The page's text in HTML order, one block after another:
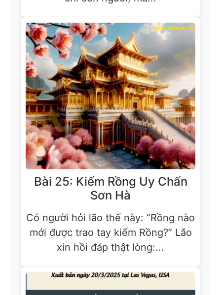
Bài 25: Kiếm Rồng Uy Chấn
Sơn Hà
Có người hỏi lão thế này: “Rồng nào
mới được trao tay kiếm Rồng?” Lão
xin hồi đáp thật lòng:...